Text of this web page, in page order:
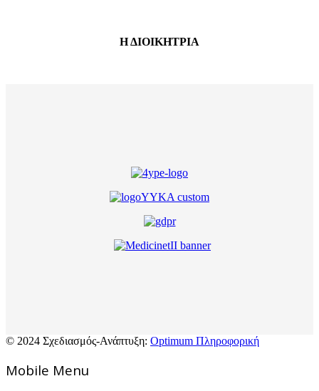
Η ΔΙΟΙΚΗΤΡΙΑ
© 2024 Σχεδιασμός-Ανάπτυξη: Optimum Πληροφορική
Mοbile Menu